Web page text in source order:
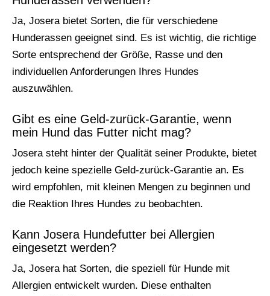
Ja, Josera bietet Sorten, die für verschiedene
Hunderassen geeignet sind. Es ist wichtig, die richtige
Sorte entsprechend der Größe, Rasse und den
individuellen Anforderungen Ihres Hundes
auszuwählen.
Gibt es eine Geld-zurück-Garantie, wenn
mein Hund das Futter nicht mag?
Josera steht hinter der Qualität seiner Produkte, bietet
jedoch keine spezielle Geld-zurück-Garantie an. Es
wird empfohlen, mit kleinen Mengen zu beginnen und
die Reaktion Ihres Hundes zu beobachten.
Kann Josera Hundefutter bei Allergien
eingesetzt werden?
Ja, Josera hat Sorten, die speziell für Hunde mit
Allergien entwickelt wurden. Diese enthalten